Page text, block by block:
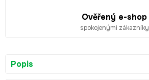
Ověřený e-shop
spokojenými zákazníky
Popis